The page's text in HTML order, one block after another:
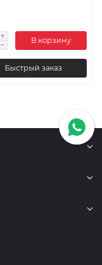
В корзину
Быстрый заказ